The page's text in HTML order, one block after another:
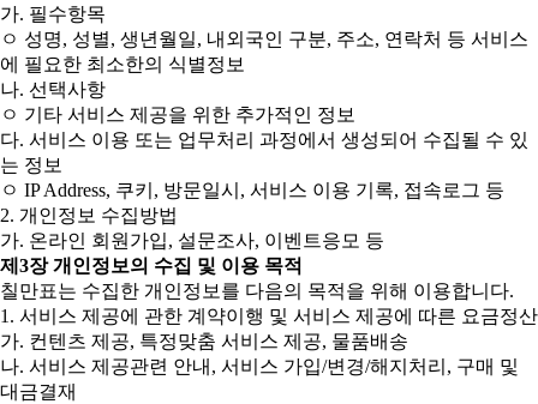
가. 필수항목
ㅇ 성명, 성별, 생년월일, 내외국인 구분, 주소, 연락처 등 서비스
에 필요한 최소한의 식별정보
나. 선택사항
ㅇ 기타 서비스 제공을 위한 추가적인 정보
다. 서비스 이용 또는 업무처리 과정에서 생성되어 수집될 수 있
는 정보
ㅇ IP Address, 쿠키, 방문일시, 서비스 이용 기록, 접속로그 등
2. 개인정보 수집방법
가. 온라인 회원가입, 설문조사, 이벤트응모 등
제3장 개인정보의 수집 및 이용 목적
칠만표는 수집한 개인정보를 다음의 목적을 위해 이용합니다.
1. 서비스 제공에 관한 계약이행 및 서비스 제공에 따른 요금정산
가. 컨텐츠 제공, 특정맞춤 서비스 제공, 물품배송
나. 서비스 제공관련 안내, 서비스 가입/변경/해지처리, 구매 및
대금결재